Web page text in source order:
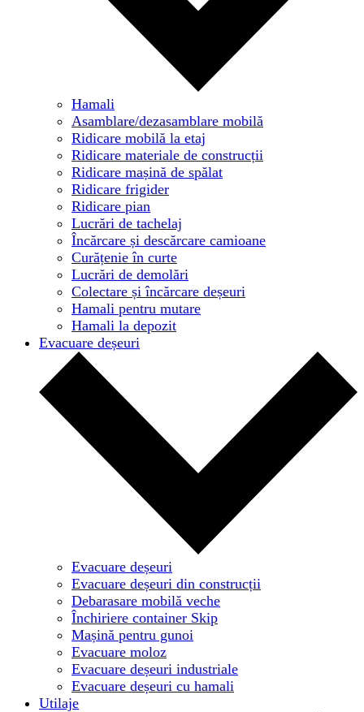
Hamali
Asamblare/dezasamblare mobilă
Ridicare mobilă la etaj
Ridicare materiale de construcții
Ridicare mașină de spălat
Ridicare frigider
Ridicare pian
Lucrări de tachelaj
Încărcare și descărcare camioane
Curățenie în curte
Lucrări de demolări
Colectare și încărcare deșeuri
Hamali pentru mutare
Hamali la depozit
Evacuare deșeuri
Evacuare deșeuri
Evacuare deșeuri din construcții
Debarasare mobilă veche
Închiriere container Skip
Mașină pentru gunoi
Evacuare moloz
Evacuare deșeuri industriale
Evacuare deșeuri cu hamali
Utilaje